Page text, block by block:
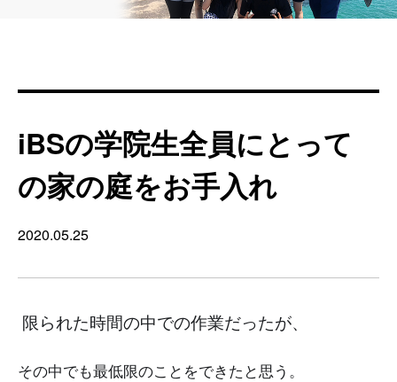
iBSの学院生全員にとって
の家の庭をお手入れ
2020.05.25
限られた時間の中での作業だったが、
その中でも最低限のことをできたと思う。